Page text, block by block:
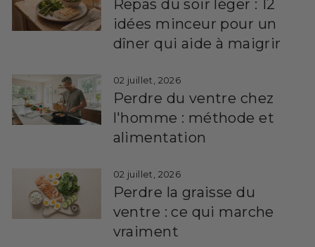
Repas du soir léger : 12
idées minceur pour un
dîner qui aide à maigrir
02 juillet, 2026
Perdre du ventre chez
l'homme : méthode et
alimentation
02 juillet, 2026
Perdre la graisse du
ventre : ce qui marche
vraiment